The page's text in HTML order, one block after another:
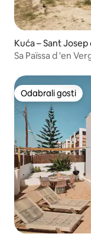
Kuća – Sant Josep
Odabrali gosti
Odabrali gosti